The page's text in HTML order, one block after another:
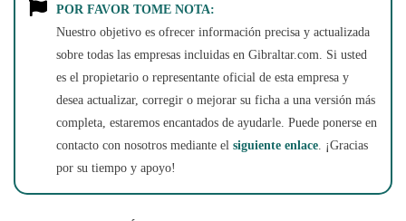
POR FAVOR TOME NOTA:
Nuestro objetivo es ofrecer información precisa y actualizada
sobre todas las empresas incluidas en Gibraltar.com. Si usted
es el propietario o representante oficial de esta empresa y
desea actualizar, corregir o mejorar su ficha a una versión más
completa, estaremos encantados de ayudarle. Puede ponerse en
contacto con nosotros mediante el siguiente enlace. ¡Gracias
por su tiempo y apoyo!